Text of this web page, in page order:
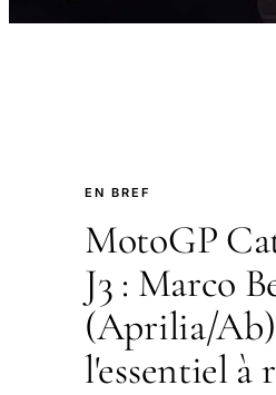
EN BREF
MotoGP
J3 : Marco
(Aprilia/Ab)
l'essentiel à